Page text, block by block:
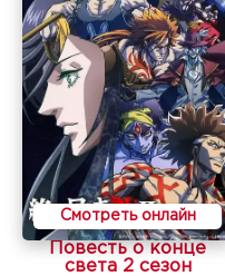
Смотреть онлайн
Повесть о конце
света 2 сезон